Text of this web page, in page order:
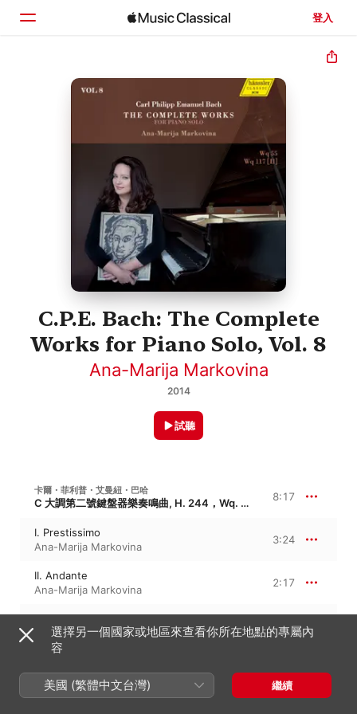
登入
首頁
搜尋
C.P.E. Bach: The Complete
Works for Piano Solo, Vol. 8
Ana-Marija Markovina
2014
試聽
卡爾・菲利普・艾曼紐・巴哈
C 大調第二號鍵盤器樂奏鳴曲, H. 244，Wq. 55/1 8:17
I. Prestissimo
Ana-Marija Markovina
3:24
II. Andante
Ana-Marija Markovina
2:17
III. Allegretto
Ana-Marija Markovina
2:35
卡爾・菲利普・艾曼紐・巴哈
F 大調鍵盤奏鳴曲, H. 130，Wq. 55/2 14:59
選擇另一個國家或地區來查看你所在地點的專屬內
容
美國 (繁體中文台灣) 繼續